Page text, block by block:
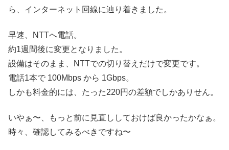
ら、インターネット回線に辿り着きました。
早速、NTTへ電話。
約1週間後に変更となりました。
設備はそのまま、NTTでの切り替えだけで変更です。
電話1本で 100Mbps から 1Gbps。
しかも料金的には、たった220円の差額でしかありせん。
いやぁ〜、もっと前に見直ししておけば良かったかなぁ。
時々、確認してみるべきですね〜